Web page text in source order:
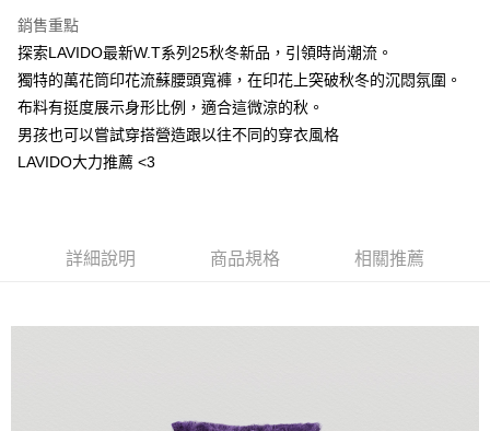
1.分期款項不併入電信帳單，「大哥付你分期」於每月結算日後寄送繳費提
醒簡訊。
2.透過簡訊連結打開帳單後，可選擇「超商條碼／台灣大直營門市／銀行轉
帳／街口支付／iPASS MONEY」等通路繳費。
【注意事項】
用戶於交易時，得透過本服務購買商品或服務，並由商店將買賣／分期付款
由本公司與您本人進行分期帳單所需資料之確認、核對及更正。
3.完整用戶服務條款，請詳閱以下連結：https://oppay.tw/userRule
7-11取貨付款
每筆NT$60，滿NT$1,500(含以上)免運費
每筆NT$100，滿NT$3,000(含以上)免運費
銷售重點
探索LAVIDO最新W.T系列25秋冬新品，引領時尚潮流。
獨特的萬花筒印花流蘇腰頭寬褲，在印花上突破秋冬的沉悶氛圍。
布料有挺度展示身形比例，適合這微涼的秋。
男孩也可以嘗試穿搭營造跟以往不同的穿衣風格
LAVIDO大力推薦 <3
詳細說明 商品規格 相關推薦